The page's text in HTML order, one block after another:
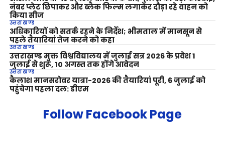
नंबर प्लेट छिपाकर और ब्लैक फिल्म लगाकर दौड़ा रहे वाहन को
किया सीज
उत्तराखण्ड
अधिकारियों को सतर्क रहने के निर्देश; भीमताल में मानसून से
पहले तैयारियां तेज करने को कहा
उत्तराखण्ड
उत्तराखण्ड मुक्त विश्वविद्यालय में जुलाई सत्र 2026 के प्रवेश 1
जुलाई से शुरू, 10 अगस्त तक होंगे आवेदन
उत्तराखण्ड
कैलाश मानसरोवर यात्रा-2026 की तैयारियां पूरी, 6 जुलाई को
पहुंचेगा पहला दल: डीएम
Follow Facebook Page